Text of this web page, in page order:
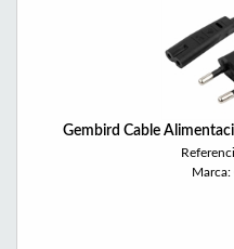
Gembird Cable
Marca: